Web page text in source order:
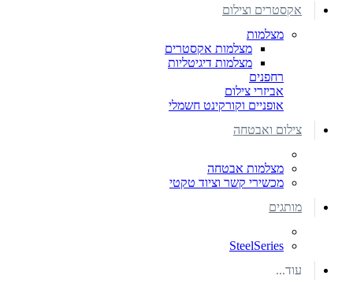
אקסטרים וצילום
מצלמות
מצלמות אקסטרים
מצלמות דיגיטליות
רחפנים
אביזרי צילום
אופניים וקורקינט חשמלי
צילום ואבטחה
מצלמות אבטחה
מכשירי קשר וציוד טקטי
מותגים
SteelSeries
עוד...